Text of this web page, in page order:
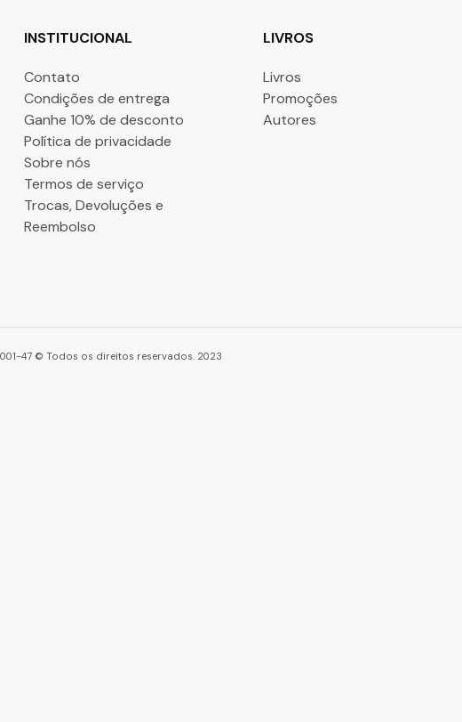
INSTITUCIONAL
Contato
Condições de entrega
Ganhe 10% de desconto
Política de privacidade
Sobre nós
Termos de serviço
Trocas, Devoluções e
Reembolso
LIVROS
Livros
Promoções
Autores
47 © Todos os direitos reservados. 2023